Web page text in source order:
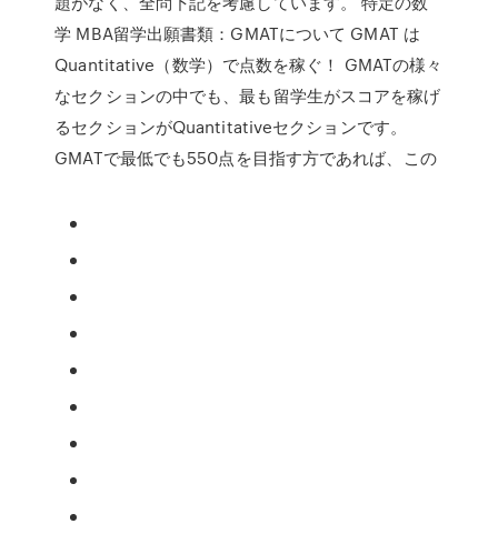
学 MBA留学出願書類：GMATについて GMAT は
Quantitative（数学）で点数を稼ぐ！ GMATの様々
なセクションの中でも、最も留学生がスコアを稼げ
るセクションがQuantitativeセクションです。
GMATで最低でも550点を目指す方であれば、この